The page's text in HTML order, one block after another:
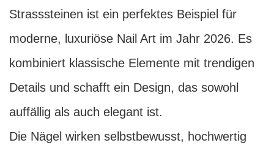
Strasssteinen ist ein perfektes Beispiel für
moderne, luxuriöse Nail Art im Jahr 2026. Es
kombiniert klassische Elemente mit trendigen
Details und schafft ein Design, das sowohl
auffällig als auch elegant ist.
Die Nägel wirken selbstbewusst, hochwertig